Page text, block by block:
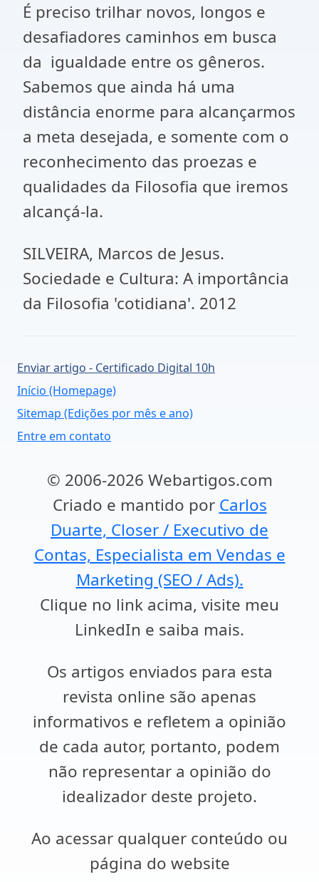
É preciso trilhar novos, longos e
desafiadores caminhos em busca
da igualdade entre os gêneros.
Sabemos que ainda há uma
distância enorme para alcançarmos
a meta desejada, e somente com o
reconhecimento das proezas e
qualidades da Filosofia que iremos
alcançá-la.
SILVEIRA, Marcos de Jesus.
Sociedade e Cultura: A importância
da Filosofia 'cotidiana'. 2012
Enviar artigo - Certificado Digital 10h
Início (Homepage)
Sitemap (Edições por mês e ano)
Entre em contato
© 2006-2026 Webartigos.com
Criado e mantido por Carlos
Duarte, Closer / Executivo de
Contas, Especialista em Vendas e
Marketing (SEO / Ads).
Clique no link acima, visite meu
LinkedIn e saiba mais.
Os artigos enviados para esta
revista online são apenas
informativos e refletem a opinião
de cada autor, portanto, podem
não representar a opinião do
idealizador deste projeto.
Ao acessar qualquer conteúdo ou
página do website